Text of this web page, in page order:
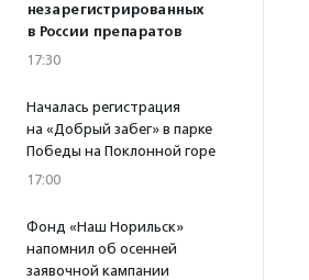
незарегистрированных
в России препаратов
17:30
Началась регистрация
на «Добрый забег» в парке
Победы на Поклонной горе
17:00
Фонд «Наш Норильск»
напомнил об осенней
заявочной кампании